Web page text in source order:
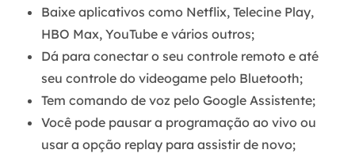
Baixe aplicativos como Netflix, Telecine Play,
HBO Max, YouTube e vários outros;
Dá para conectar o seu controle remoto e até
seu controle do videogame pelo Bluetooth;
Tem comando de voz pelo Google Assistente;
Você pode pausar a programação ao vivo ou
usar a opção replay para assistir de novo;